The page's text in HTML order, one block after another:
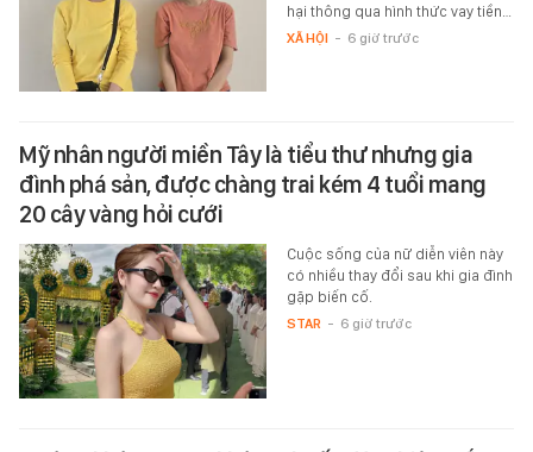
hại thông qua hình thức vay tiền…
XÃ HỘI - 6 giờ trước
Mỹ nhân người miền Tây là tiểu thư nhưng gia
đình phá sản, được chàng trai kém 4 tuổi mang
20 cây vàng hỏi cưới
Cuộc sống của nữ diễn viên này
có nhiều thay đổi sau khi gia đình
gặp biến cố.
STAR - 6 giờ trước